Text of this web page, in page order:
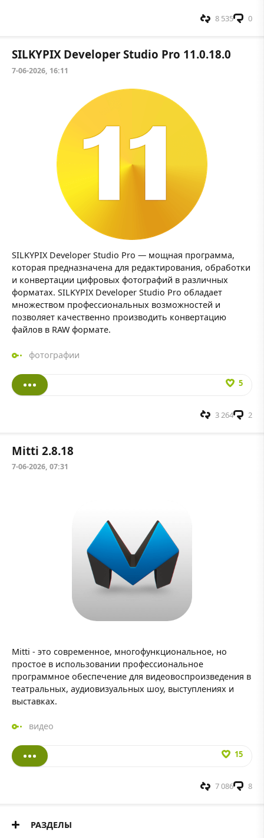
0
8 535
SILKYPIX Developer Studio Pro 11.0.18.0
7-06-2026, 16:11
SILKYPIX Developer Studio Pro — мощная программа,
которая предназначена для редактирования, обработки
и конвертации цифровых фотографий в различных
форматах. SILKYPIX Developer Studio Pro обладает
множеством профессиональных возможностей и
позволяет качественно производить конвертацию
файлов в RAW формате.
фотографии
5
2
3 264
Mitti 2.8.18
7-06-2026, 07:31
Mitti - это современное, многофункциональное, но
простое в использовании профессиональное
программное обеспечение для видеовоспроизведения в
театральных, аудиовизуальных шоу, выступлениях и
выставках.
видео
15
8
7 086
РАЗДЕЛЫ